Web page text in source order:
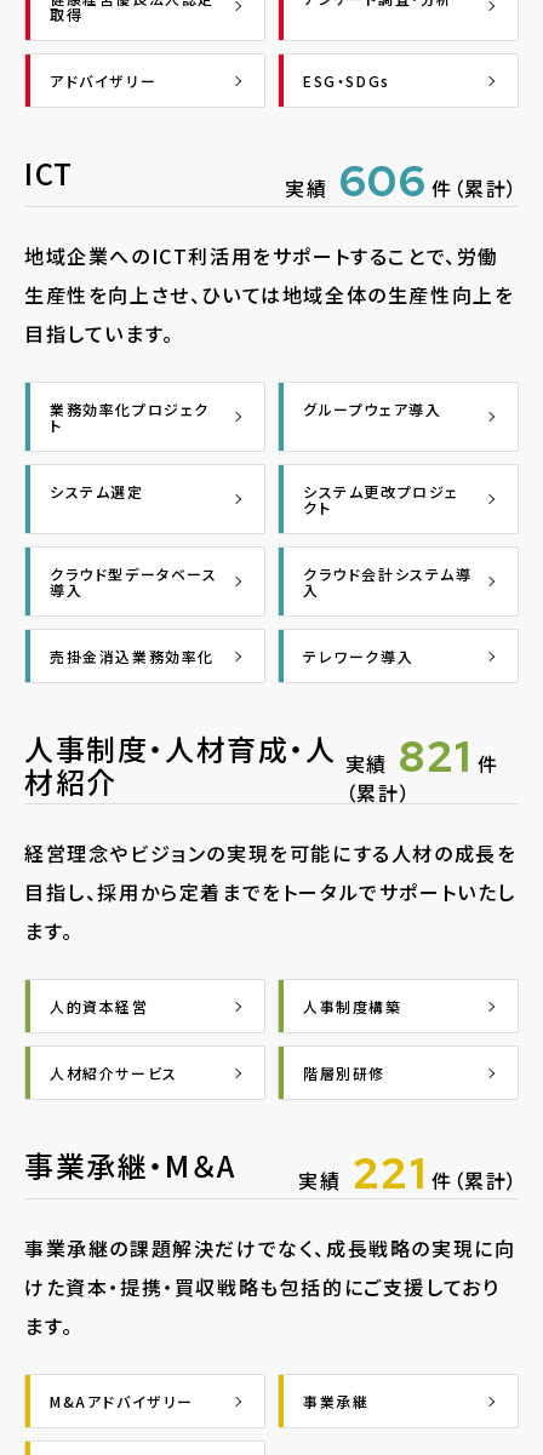
取得
アドバイザリー ESG・SDGs
ICT 実績 606 件（累計）
地域企業へのICT利活用をサポートすることで、労働
生産性を向上させ、ひいては地域全体の生産性向上を
目指しています。
業務効率化プロジェク
ト
グループウェア導入
システム選定 システム更改プロジェ
クト
クラウド型データベース
導入
クラウド会計システム導
入
売掛金消込業務効率化 テレワーク導入
人事制度・人材育成・人
材紹介 実績 821 件
（累計）
経営理念やビジョンの実現を可能にする人材の成長を
目指し、採用から定着までをトータルでサポートいたし
ます。
人的資本経営 人事制度構築
人材紹介サービス 階層別研修
事業承継・M＆A 実績 221 件（累計）
事業承継の課題解決だけでなく、成長戦略の実現に向
けた資本・提携・買収戦略も包括的にご支援しており
ます。
M&Aアドバイザリー 事業承継